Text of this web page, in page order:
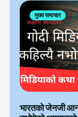
मुख्य समाचार
भारतकाे जेनजी